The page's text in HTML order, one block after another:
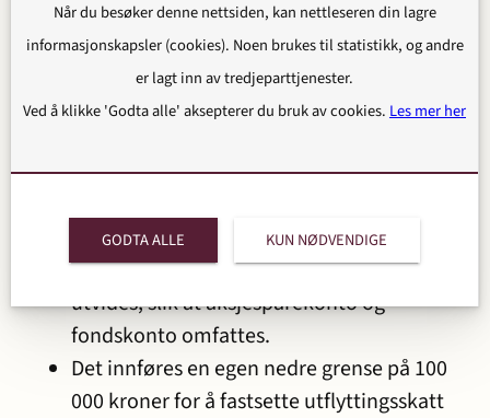
Ved utflytting eller overføring som skjer fra
og med i dag, må utflyttingsskatten
betales innen 12 år (forutsatt at forslaget
I tillegg foreslår regjeringen følgende:
Virkeområdet for utflyttingsskatten
utvides, slik at aksjesparekonto og
fondskonto omfattes.
Det innføres en egen nedre grense på 100
000 kroner for å fastsette utflyttingsskatt
Når du besøker denne nettsiden, kan nettleseren din lagre
informasjonskapsler (cookies). Noen brukes til statistikk, og andre
er lagt inn av tredjeparttjenester.
Ved å klikke 'Godta alle' aksepterer du bruk av cookies. Les mer her
GODTA ALLE KUN NØDVENDIGE